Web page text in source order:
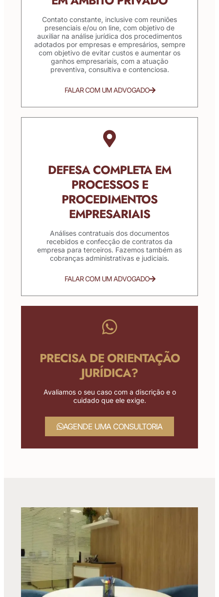
Contato constante, inclusive com reuniões
presenciais e/ou on line, com objetivo de
auxiliar na análise jurídica dos procedimentos
adotados por empresas e empresários, sempre
com objetivo de evitar custos e aumentar os
ganhos empresariais, com a atuação
preventiva, consultiva e contenciosa.
FALAR COM UM ADVOGADO
DEFESA COMPLETA EM
PROCESSOS E
PROCEDIMENTOS
EMPRESARIAIS
Análises contratuais dos documentos
recebidos e confecção de contratos da
empresa para terceiros. Fazemos também as
cobranças administrativas e judiciais.
FALAR COM UM ADVOGADO
PRECISA DE ORIENTAÇÃO
JURÍDICA?
Avaliamos o seu caso com a discrição e o
cuidado que ele exige.
AGENDE UMA CONSULTORIA